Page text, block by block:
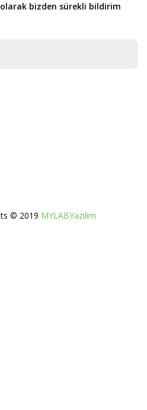
bizden sürekli bildirim
© 2019 MYLABYazilim